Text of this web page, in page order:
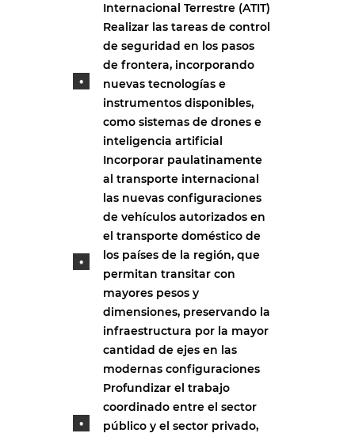
Internacional Terrestre (ATIT)
Realizar las tareas de control
de seguridad en los pasos
de frontera, incorporando
nuevas tecnologías e
instrumentos disponibles,
como sistemas de drones e
inteligencia artificial
Incorporar paulatinamente
al transporte internacional
las nuevas configuraciones
de vehículos autorizados en
el transporte doméstico de
los países de la región, que
permitan transitar con
mayores pesos y
dimensiones, preservando la
infraestructura por la mayor
cantidad de ejes en las
modernas configuraciones
Profundizar el trabajo
coordinado entre el sector
público y el sector privado,